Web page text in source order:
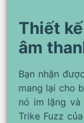
Thiết
âm
Bạn nhận
mang lại cho
nó im lặng và
Trike Fuzz